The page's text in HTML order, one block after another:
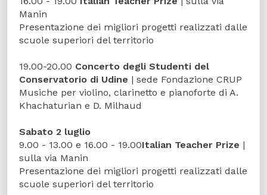
Manin
Presentazione dei migliori progetti realizzati dalle
scuole superiori del territorio
19.00-20.00 Concerto degli Studenti del
Conservatorio di Udine | sede Fondazione CRUP
Musiche per violino, clarinetto e pianoforte di A.
Khachaturian e D. Milhaud
Sabato 2 luglio
9.00 - 13.00 e 16.00 - 19.00Italian Teacher Prize |
sulla via Manin
Presentazione dei migliori progetti realizzati dalle
scuole superiori del territorio